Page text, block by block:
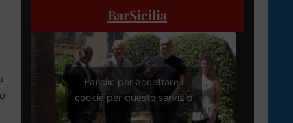
BarSicilia
Fai clic per accettare i
cookie per questo servizio